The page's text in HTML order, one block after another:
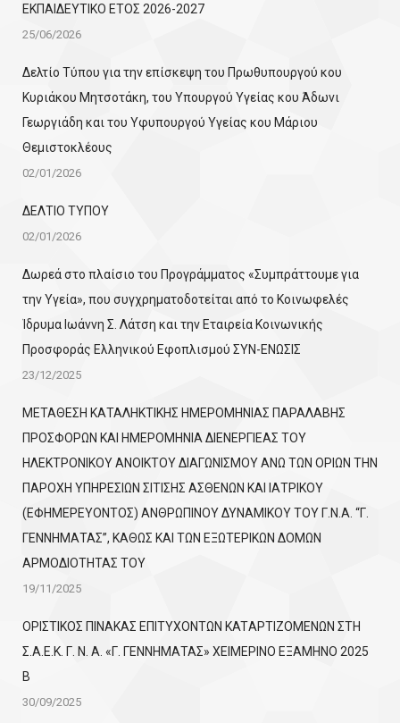
ΕΚΠΑΙΔΕΥΤΙΚΟ ΕΤΟΣ 2026-2027
25/06/2026
Δελτίο Τύπου για την επίσκεψη του Πρωθυπουργού κου
Κυριάκου Μητσοτάκη, του Υπουργού Υγείας κου Άδωνι
Γεωργιάδη και του Υφυπουργού Υγείας κου Μάριου
Θεμιστοκλέους
02/01/2026
ΔΕΛΤΙΟ ΤΥΠΟΥ
02/01/2026
Δωρεά στο πλαίσιο του Προγράμματος «Συμπράττουμε για
την Υγεία», που συγχρηματοδοτείται από το Κοινωφελές
Ίδρυμα Ιωάννη Σ. Λάτση και την Εταιρεία Κοινωνικής
Προσφοράς Ελληνικού Εφοπλισμού ΣΥΝ-ΕΝΩΣΙΣ
23/12/2025
ΜΕΤΑΘΕΣΗ ΚΑΤΑΛΗΚΤΙΚΗΣ ΗΜΕΡΟΜΗΝΙΑΣ ΠΑΡΑΛΑΒΗΣ
ΠΡΟΣΦΟΡΩΝ ΚΑΙ ΗΜΕΡΟΜΗΝΙΑ ΔΙΕΝΕΡΓΙΕΑΣ ΤΟΥ
ΗΛΕΚΤΡΟΝΙΚΟΥ ΑΝΟΙΚΤΟΥ ΔΙΑΓΩΝΙΣΜΟΥ ΑΝΩ ΤΩΝ ΟΡΙΩΝ ΤΗΝ
ΠΑΡΟΧΗ ΥΠΗΡΕΣΙΩΝ ΣΙΤΙΣΗΣ ΑΣΘΕΝΩΝ ΚΑΙ ΙΑΤΡΙΚΟΥ
(ΕΦΗΜΕΡΕΥΟΝΤΟΣ) ΑΝΘΡΩΠΙΝΟΥ ΔΥΝΑΜΙΚΟΥ ΤΟΥ Γ.Ν.Α. “Γ.
ΓΕΝΝΗΜΑΤΑΣ”, ΚΑΘΩΣ ΚΑΙ ΤΩΝ ΕΞΩΤΕΡΙΚΩΝ ΔΟΜΩΝ
ΑΡΜΟΔΙΟΤΗΤΑΣ ΤΟΥ
19/11/2025
ΟΡΙΣΤΙΚΟΣ ΠΙΝΑΚΑΣ ΕΠΙΤΥΧΟΝΤΩΝ KATΑΡΤΙΖΟΜΕΝΩΝ ΣΤΗ
Σ.Α.Ε.Κ. Γ. Ν. Α. «Γ. ΓΕΝΝΗΜΑΤΑΣ» ΧΕΙΜΕΡΙΝΟ ΕΞΑΜΗΝΟ 2025
Β
30/09/2025